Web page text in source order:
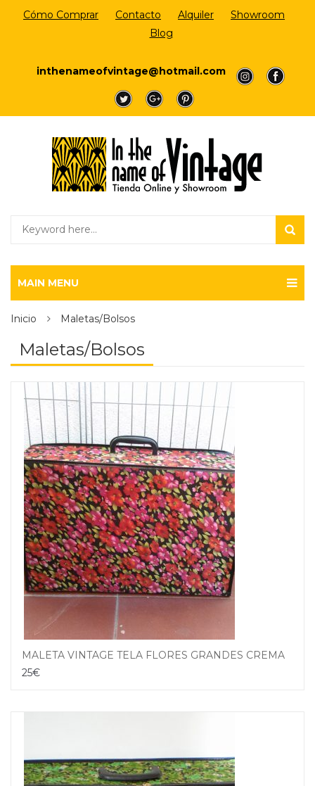
Cómo Comprar Contacto Alquiler
Showroom
Blog
inthenameofvintage@hotmail.com
a
a
a
a a
MAIN MENU
Inicio Maletas/Bolsos
Maletas/Bolsos
25€